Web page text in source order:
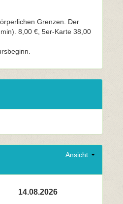
Grenzen. Der
8,00 €, 5er-Karte 38,00
Ansicht
14.08.2026